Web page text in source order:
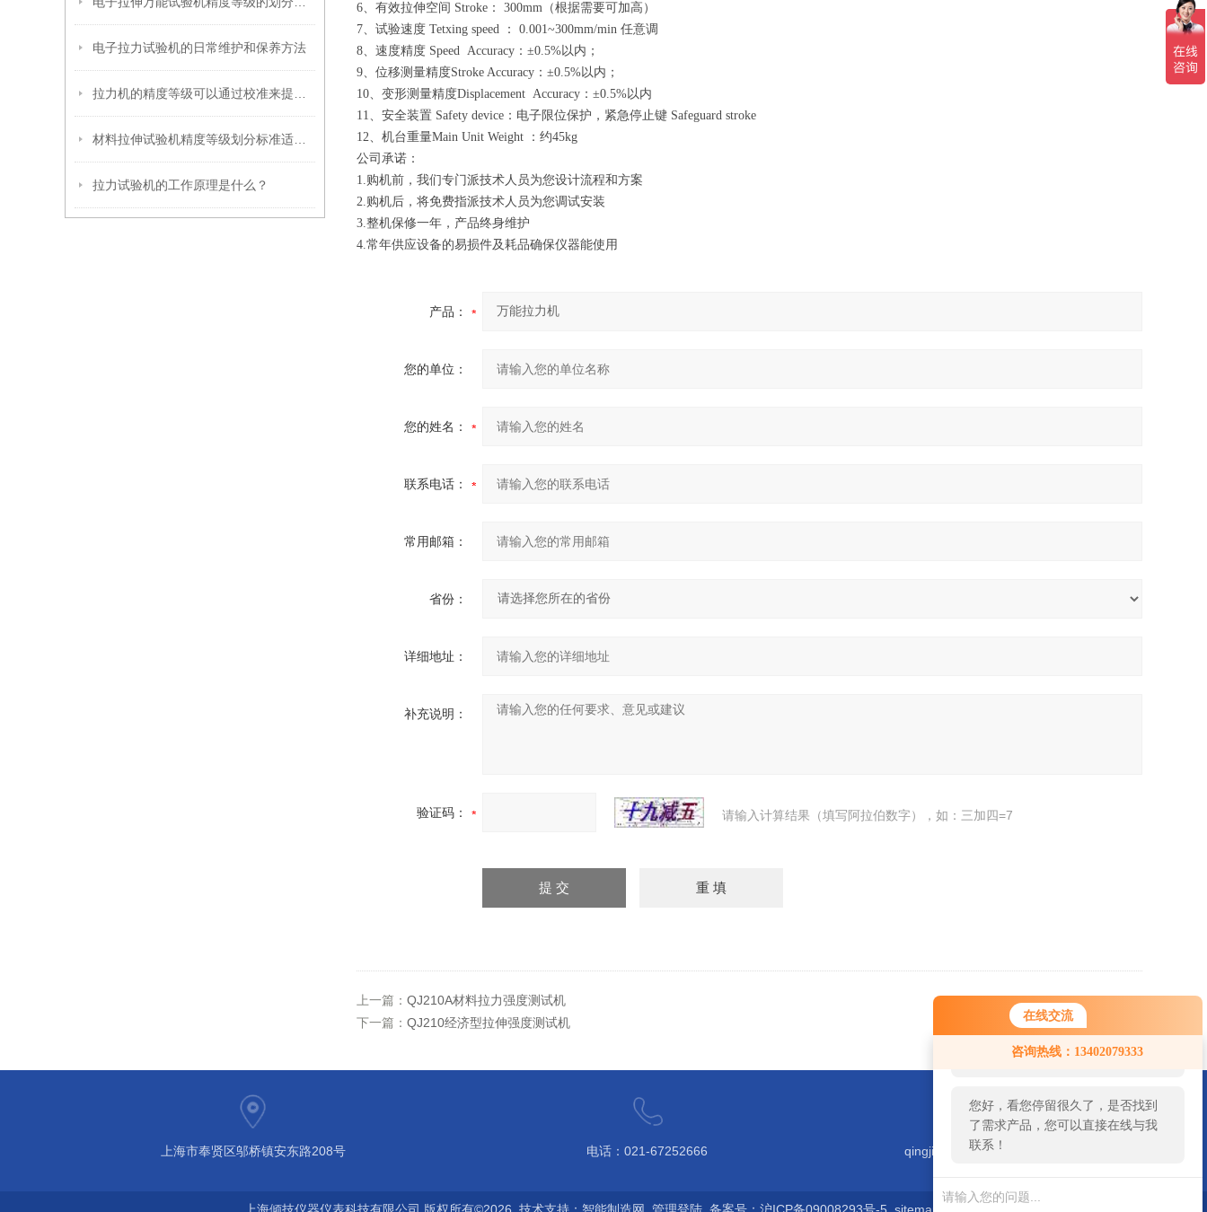
在线交流
咨询热线：13402079333
您好！欢迎前来咨询，很高兴为您
服务，请问您要咨询什么问题呢？
您好，看您停留很久了，是否找到
了需求产品，您可以直接在线与我
联系！
电子拉力试验机的日常维护和保养方法
拉力试验机的工作原理是什么？
6、有效拉伸空间 Stroke： 300mm（根据需要可加高）
7、试验速度 Tetxing speed ： 0.001~300mm/min 任意调
8、速度精度 Speed Accuracy：±0.5%以内；
9、位移测量精度Stroke Accuracy：±0.5%以内；
10、变形测量精度Displacement Accuracy：±0.5%以内
11、安全装置 Safety device：电子限位保护，紧急停止键 Safeguard stroke
12、机台重量Main Unit Weight ：约45kg
公司承诺：
1.购机前，我们专门派技术人员为您设计流程和方案
2.购机后，将免费指派技术人员为您调试安装
3.整机保修一年，产品终身维护
4.常年供应设备的易损件及耗品确保仪器能使用
产品：
您的单位：
您的姓名：
联系电话：
常用邮箱：
省份：
详细地址：
补充说明：
验证码： 请输入计算结果（填写阿拉伯数字），如：三加四=7
上一篇： QJ210A材料拉力强度测试机
下一篇： QJ210经济型拉伸强度测试机
上海市奉贤区邬桥镇安东路208号 电话：021-67252666 qingjiyiqi@zhongguoqingji.com